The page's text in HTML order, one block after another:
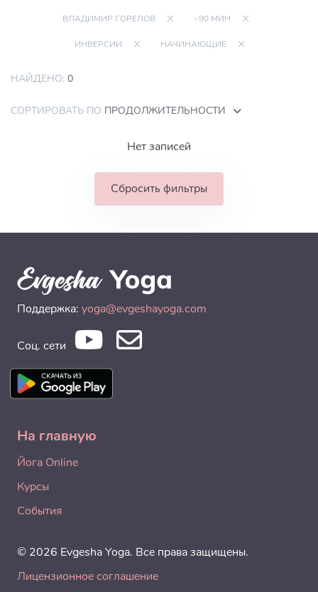
ВЛАДИМИР ГОРЕЛОВ ~90 МИН
ИНВЕРСИИ НАЧИНАЮЩИЕ
НАЙДЕНО: 0
СОРТИРОВАТЬ ПО ПРОДОЛЖИТЕЛЬНОСТИ
Нет записей
Сбросить фильтры
Поддержка: yoga@evgeshayoga.com
Соц. сети
На главную
Йога Online
Курсы
События
© 2026 Evgesha Yoga. Все права защищены.
Лицензионное соглашение